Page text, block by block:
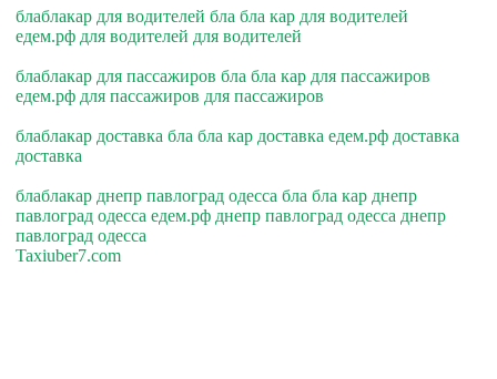
блаблакар для водителей бла бла кар для водителей
едем.рф для водителей для водителей
блаблакар для пассажиров бла бла кар для пассажиров
едем.рф для пассажиров для пассажиров
блаблакар доставка бла бла кар доставка едем.рф доставка
доставка
блаблакар днепр павлоград одесса бла бла кар днепр
павлоград одесса едем.рф днепр павлоград одесса днепр
павлоград одесса
Taxiuber7.com